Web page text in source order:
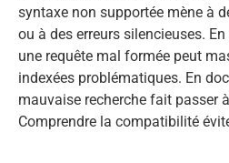
syntaxe non supportée mène à
ou à des erreurs silencieuses.
une requête mal formée peut
indexées problématiques. En
mauvaise recherche fait passer
Comprendre la compatibilité